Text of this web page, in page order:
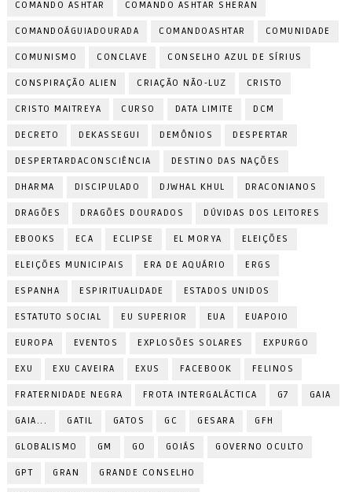
COMANDO ASHTAR COMANDO ASHTAR SHERAN
COMANDOÁGUIADOURADA COMANDOASHTAR COMUNIDADE
COMUNISMO CONCLAVE CONSELHO AZUL DE SÍRIUS
CONSPIRAÇÃO ALIEN CRIAÇÃO NÃO-LUZ CRISTO
CRISTO MAITREYA CURSO DATA LIMITE DCM
DECRETO DEKASSEGUI DEMÔNIOS DESPERTAR
DESPERTARDACONSCIÊNCIA DESTINO DAS NAÇÕES
DHARMA DISCIPULADO DJWHAL KHUL DRACONIANOS
DRAGÕES DRAGÕES DOURADOS DÚVIDAS DOS LEITORES
EBOOKS ECA ECLIPSE EL MORYA ELEIÇÕES
ELEIÇÕES MUNICIPAIS ERA DE AQUÁRIO ERGS
ESPANHA ESPIRITUALIDADE ESTADOS UNIDOS
ESTATUTO SOCIAL EU SUPERIOR EUA EUAPOIO
EUROPA EVENTOS EXPLOSÕES SOLARES EXPURGO
EXU EXU CAVEIRA EXUS FACEBOOK FELINOS
FRATERNIDADE NEGRA FROTA INTERGALÁCTICA G7 GAIA
GAIA... GATIL GATOS GC GESARA GFH
GLOBALISMO GM GO GOIÁS GOVERNO OCULTO
GPT GRAN GRANDE CONSELHO